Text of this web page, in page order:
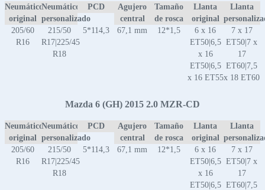
Neumático
original
Neumático
personalizado
PCD
Agujero
central
Tamaño
de rosca
Llanta
original
Llanta
205/60
R16
215/50
R17|225/45
R18
5*114,3 67,1 mm 12*1,5
6 x 16
ET50|6,5
x 16
ET50|6,5
x 16 ET55
7 x 17
ET50|7 x
17
ET60|7,5
x 18 ET60
Mazda 6 (GH) 2015 2.0 MZR-CD
Neumático
original
Neumático
personalizado
PCD
Agujero
central
Tamaño
de rosca
Llanta
original
Llanta
205/60
R16
215/50
R17|225/45
R18
5*114,3 67,1 mm 12*1,5
6 x 16
ET50|6,5
x 16
ET50|6,5
7 x 17
ET50|7 x
17
ET60|7,5